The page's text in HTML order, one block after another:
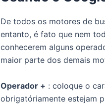
De todos os motores de
entanto, é fato que nem
conhecerem alguns
maior parte dos demais
Operador + : coloque o
obrigatóriamente estejam